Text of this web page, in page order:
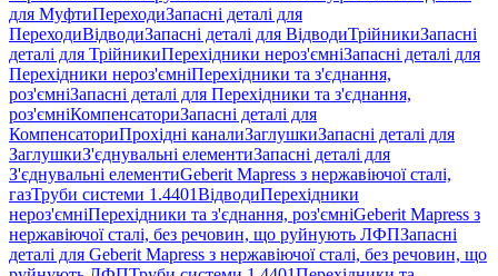
для МуфтиПереходиЗапасні деталі для
ПереходиВідводиЗапасні деталі для ВідводиТрійникиЗапасні
деталі для ТрійникиПерехідники нероз'ємніЗапасні деталі для
Перехідники нероз'ємніПерехідники та з'єднання,
роз'ємніЗапасні деталі для Перехідники та з'єднання,
роз'ємніКомпенсаториЗапасні деталі для
КомпенсаториПрохідні каналиЗаглушкиЗапасні деталі для
ЗаглушкиЗ'єднувальні елементиЗапасні деталі для
З'єднувальні елементиGeberit Mapress з нержавіючої сталі,
газТруби системи 1.4401ВідводиПерехідники
нероз'ємніПерехідники та з'єднання, роз'ємніGeberit Mapress з
нержавіючої сталі, без речовин, що руйнують ЛФПЗапасні
деталі для Geberit Mapress з нержавіючої сталі, без речовин, що